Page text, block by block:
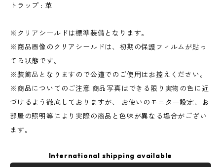
トラップ : 革
※クリアシールドは標準装備となります。
※商品画像のクリアシールドは、初期の保護フィルムが貼っ
てる状態です。
※装飾品となりますので公道でのご使用はお控えください。
※商品についてのご注意 商品写真はできる限り実物の色に近
づけるよう徹底しておりますが、 お使いのモニター設定、お
部屋の照明等により実際の商品と色味が異なる場合がござい
ます。
International shipping available